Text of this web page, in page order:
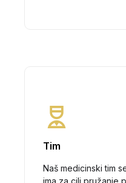
Tim
Naš medicinski tim
ima za cilj pružanje